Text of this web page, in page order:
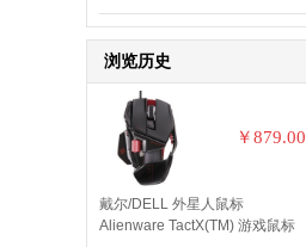
浏览历史
￥879.00
戴尔/DELL 外星人鼠标
Alienware TactX(TM) 游戏鼠标